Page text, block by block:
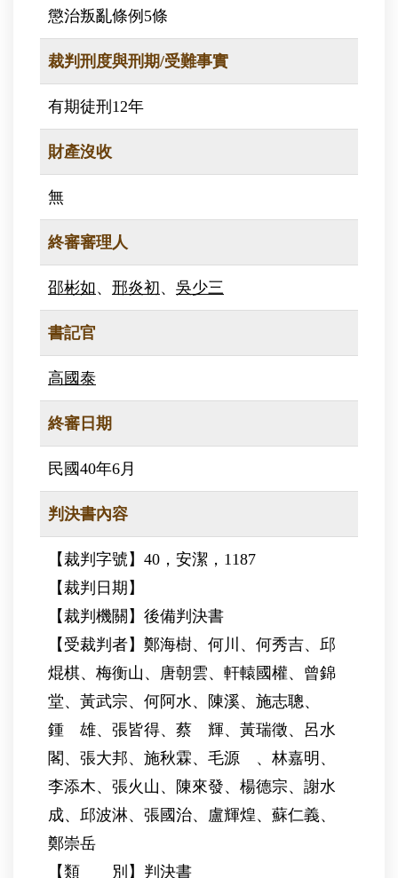
懲治叛亂條例5條
裁判刑度與刑期/受難事實
有期徒刑12年
財產沒收
無
終審審理人
邵彬如、 邢炎初 、 吳少三
書記官
高國泰
終審日期
民國40年6月
判決書內容
【裁判字號】40，安潔，1187
【裁判日期】
【裁判機關】後備判決書
【受裁判者】鄭海樹、何川、何秀吉、邱
焜棋、梅衡山、唐朝雲、軒轅國權、曾錦
堂、黃武宗、何阿水、陳溪、施志聰、
鍾 雄、張皆得、蔡 輝、黃瑞徵、呂水
閣、張大邦、施秋霖、毛源 、林嘉明、
李添木、張火山、陳來發、楊德宗、謝水
成、邱波淋、張國治、盧輝煌、蘇仁義、
鄭崇岳
【類 別】判決書